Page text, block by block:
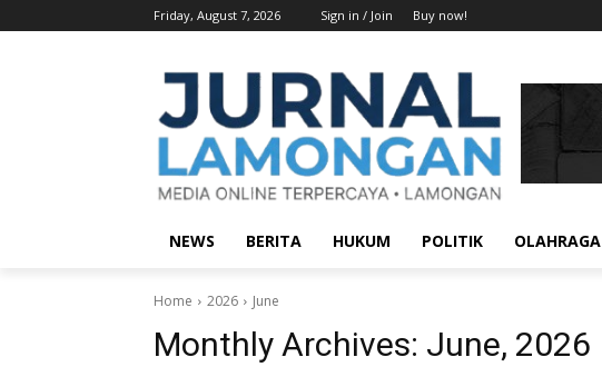
Friday, August 7, 2026 Sign in / Join Buy now!
NEWS BERITA HUKUM POLITIK OLAHRAGA
Home 2026 June
Monthly Archives: June, 2026